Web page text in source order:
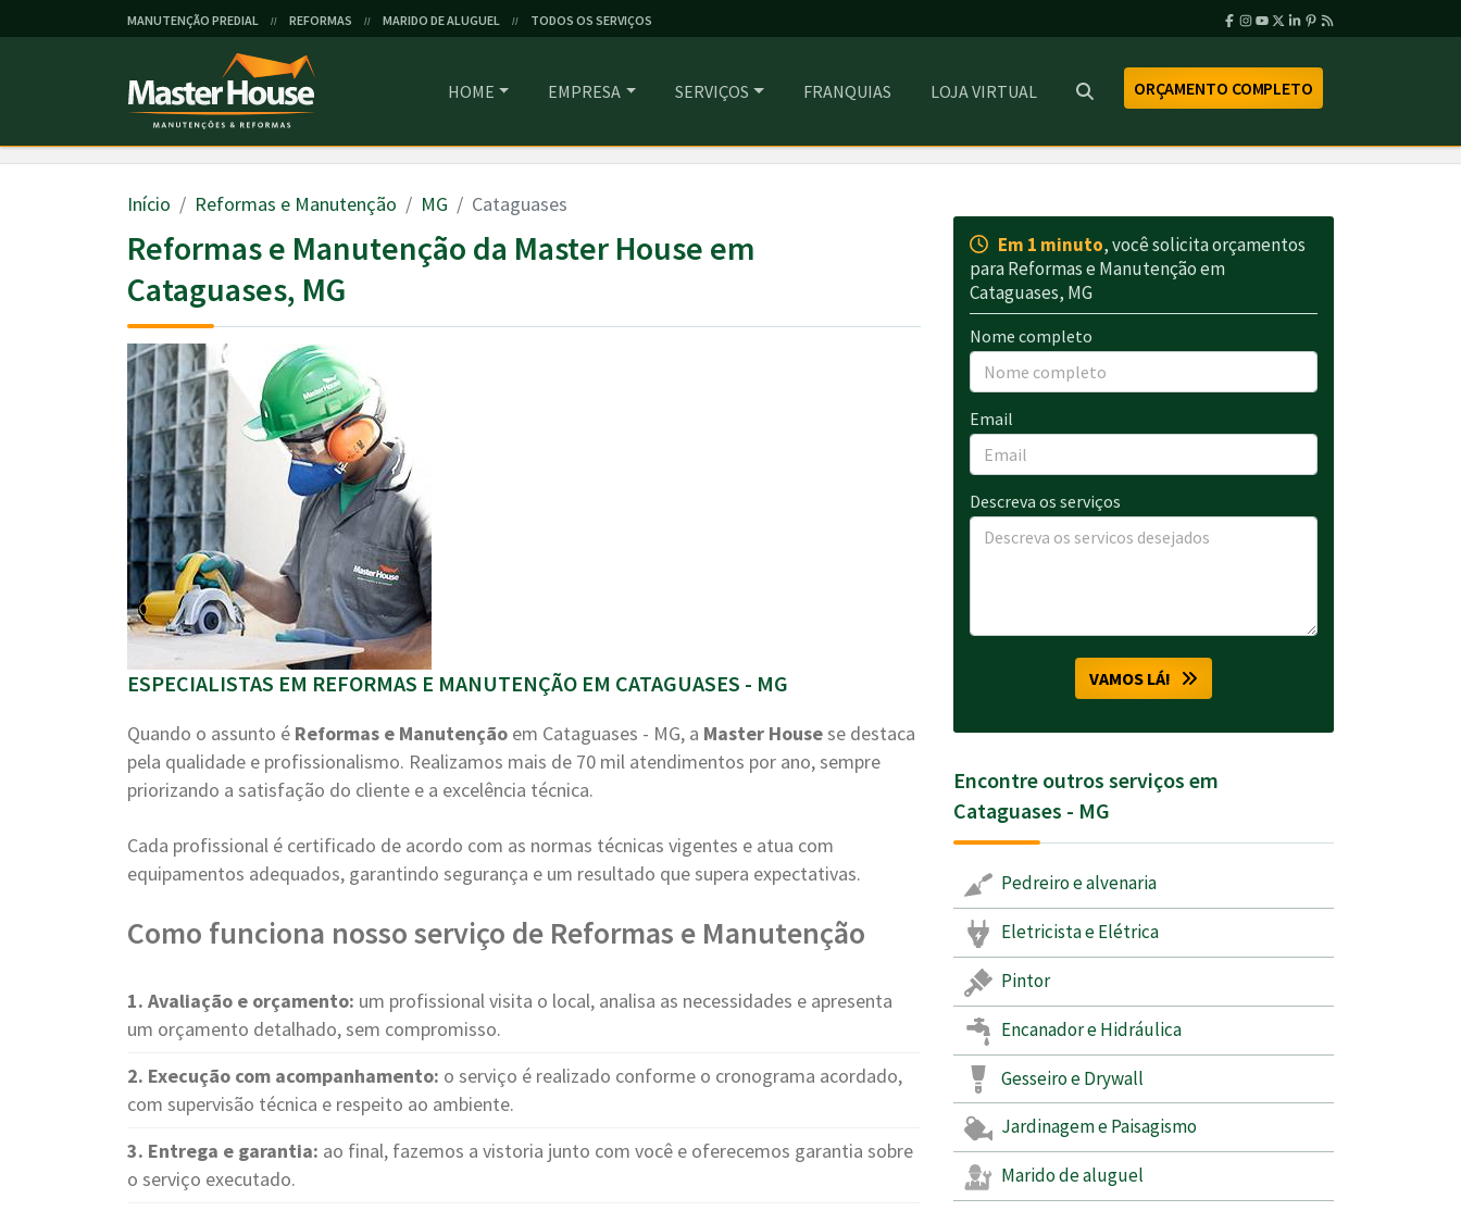
MANUTENÇÃO PREDIAL // REFORMAS // MARIDO DE ALUGUEL // TODOS OS SERVIÇOS
HOME EMPRESA SERVIÇOS FRANQUIAS LOJA VIRTUAL ORÇAMENTO COMPLETO
Início Reformas e Manutenção MG Cataguases
Reformas e Manutenção da Master House em
Cataguases, MG
ESPECIALISTAS EM REFORMAS E MANUTENÇÃO EM CATAGUASES - MG
Quando o assunto é Reformas e Manutenção em Cataguases - MG, a Master Housese destaca
pela qualidade e profissionalismo. Realizamos mais de 70 mil atendimentos por ano, sempre
priorizando a satisfação do cliente e a excelência técnica.
Cada profissional é certificado de acordo com as normas técnicas vigentes e atua com
equipamentos adequados, garantindo segurança e um resultado que supera expectativas.
Como funciona nosso serviço de Reformas e Manutenção
1. Avaliação e orçamento: um profissional visita o local, analisa as necessidades e apresenta
um orçamento detalhado, sem compromisso.
2. Execução com acompanhamento: o serviço é realizado conforme o cronograma acordado,
com supervisão técnica e respeito ao ambiente.
3. Entrega e garantia: ao final, fazemos a vistoria junto com você e oferecemos garantia sobre
o serviço executado.
Em 1 minuto, você solicita orçamentos
para Reformas e Manutenção em
Cataguases, MG
Nome completo
Email
Descreva os serviços
VAMOS LÁ!
Encontre outros serviços em
Cataguases - MG
Pedreiro e alvenaria
Eletricista e Elétrica
Pintor
Encanador e Hidráulica
Gesseiro e Drywall
Jardinagem e Paisagismo
Marido de aluguel